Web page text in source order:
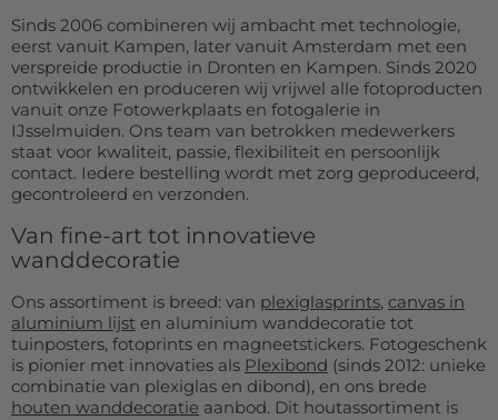
Sinds 2006 combineren wij ambacht met technologie,
eerst vanuit Kampen, later vanuit Amsterdam met een
verspreide productie in Dronten en Kampen. Sinds 2020
ontwikkelen en produceren wij vrijwel alle fotoproducten
vanuit onze Fotowerkplaats en fotogalerie in
IJsselmuiden. Ons team van betrokken medewerkers
staat voor kwaliteit, passie, flexibiliteit en persoonlijk
contact. Iedere bestelling wordt met zorg geproduceerd,
gecontroleerd en verzonden.
Van fine-art tot innovatieve
wanddecoratie
Ons assortiment is breed: van plexiglasprints, canvas in
aluminium lijst en aluminium wanddecoratie tot
tuinposters, fotoprints en magneetstickers. Fotogeschenk
is pionier met innovaties als Plexibond (sinds 2012: unieke
combinatie van plexiglas en dibond), en ons brede
houten wanddecoratie aanbod. Dit houtassortiment is